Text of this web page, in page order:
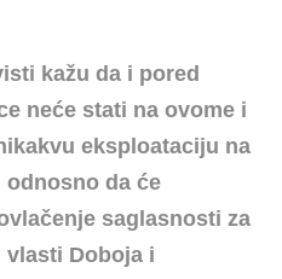
kažu da i pored
neće stati na ovome i
eksploataciju na
odnosno da će
saglasnosti za
Doboja i